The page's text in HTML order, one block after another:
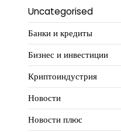
Uncategorised
Банки и кредиты
Бизнес и инвестиции
Криптоиндустрия
Новости
Новости плюс